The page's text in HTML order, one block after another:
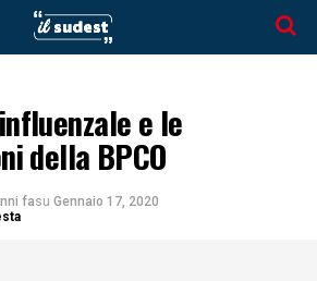
e le
della BPCO
fasu Gennaio 17, 2020